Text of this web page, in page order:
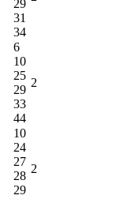
29
31
34
6
10
25
29
33
44
2
10
24
27
28
29
2